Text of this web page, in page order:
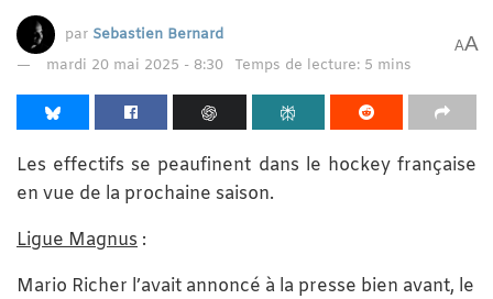
par Sebastien Bernard
mardi 20 mai 2025 - 8:30
Temps de lecture: 5 mins
AA
Les effectifs se peaufinent dans le hockey française
en vue de la prochaine saison.
Ligue Magnus :
Mario Richer l’avait annoncé à la presse bien avant, le